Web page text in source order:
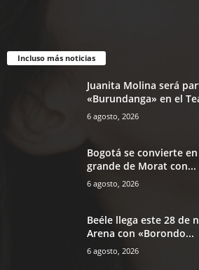
Incluso más noticias
Juanita Molina será
«Burundanga» en el
6 agosto, 2026
Bogotá se convierte
grande de Morat con...
6 agosto, 2026
Beéle llega este 28 de
Arena con «Borondo...
6 agosto, 2026